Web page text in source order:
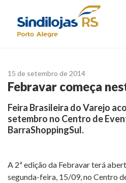
15 de setembro de 2014
Febravar começa
Feira Brasileira do Varejo
setembro no Centro de
BarraShoppingSul.
A 2ª edição da Febravar terá
segunda-feira, 15/09, no Centro